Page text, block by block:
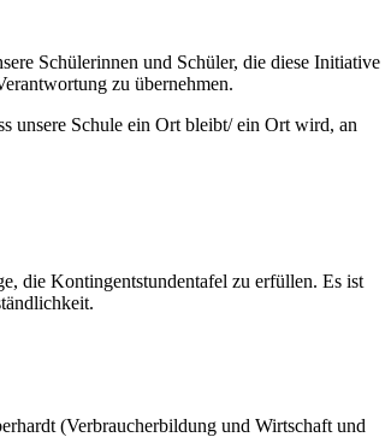
Schülerinnen und Schüler, die diese Initiative
zu übernehmen.
unsere Schule ein Ort bleibt/ ein Ort wird, an
die Kontingentstundentafel zu erfüllen. Es ist
(Verbraucherbildung und Wirtschaft und